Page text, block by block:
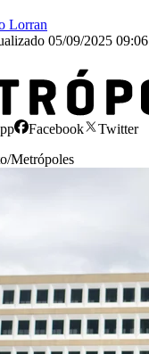
Lorran
05/09/2025 09:06
Facebook
Twitter
Metrópoles